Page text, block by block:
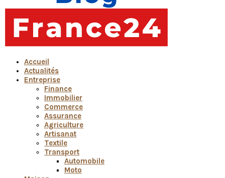
Accueil
Actualités
Entreprise
Finance
Immobilier
Commerce
Assurance
Agriculture
Artisanat
Textile
Transport
Automobile
Moto